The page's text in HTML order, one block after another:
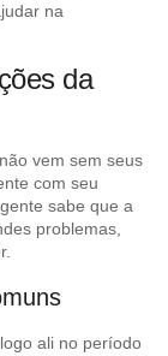
na
da
vem sem seus
com seu
sabe que a
problemas,
ali no período